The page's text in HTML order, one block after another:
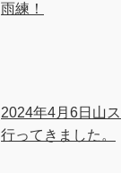
雨練！
2024年4月6日山
行ってきました。